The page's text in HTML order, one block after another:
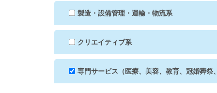
製造・設備管理・運輸・物流系
クリエイティブ系
専門サービス（医療、美容、教育、冠婚葬祭